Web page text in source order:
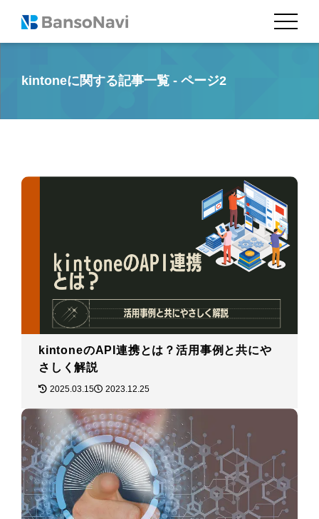
kintoneに関する記事一覧 - ページ2
kintoneのAPI連携とは？活用事例と共にや
さしく解説
2025.03.15 2023.12.25